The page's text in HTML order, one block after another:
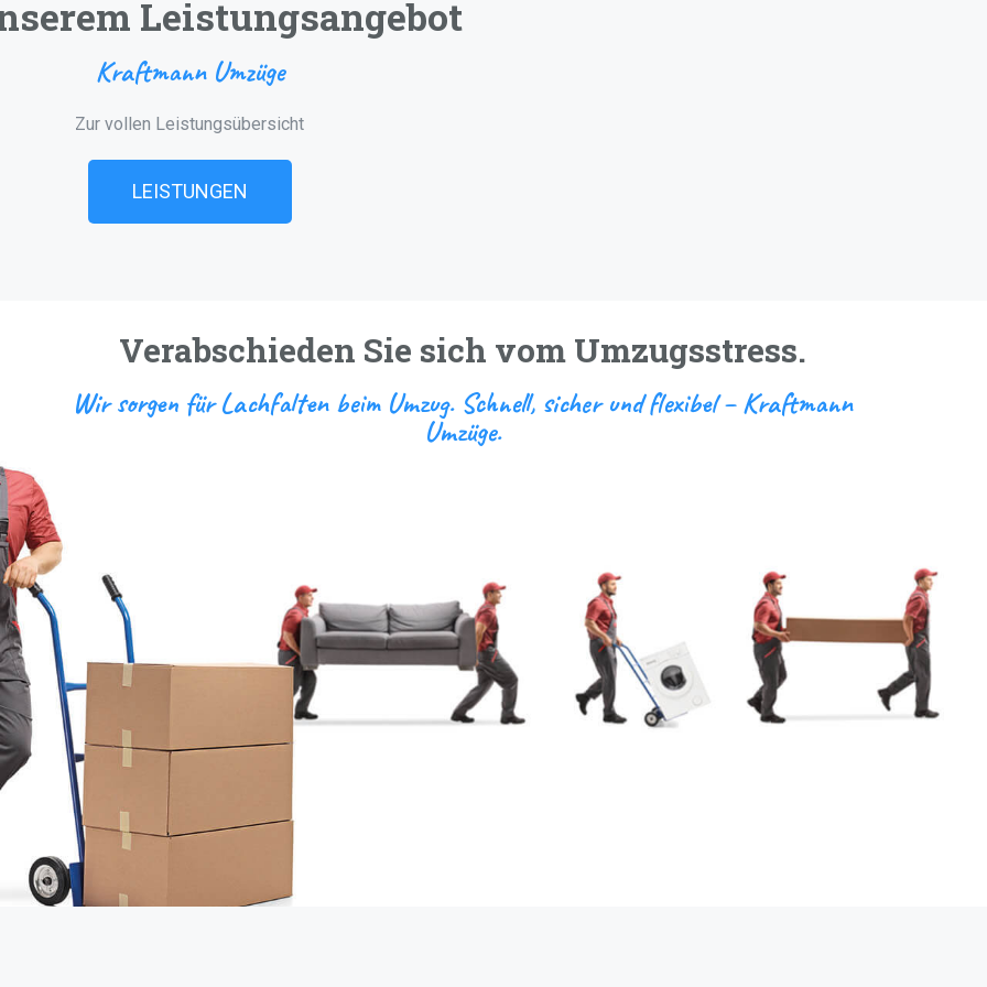
Leistungsangebot
Kraftmann Umzüge
Zur vollen Leistungsübersicht
LEISTUNGEN
Verabschieden Sie sich vom Umzugsstress.
Wir sorgen für Lachfalten beim Umzug. Schnell, sicher und flexibel – Kraftmann
Umzüge.